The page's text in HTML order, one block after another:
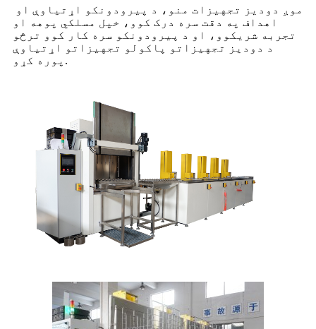
موږ دودیز تجهیزات منو، د پیرودونکو اړتیاوې او
اهداف په دقت سره درک کوو، خپل مسلکي پوهه او
تجربه شریکوو، او د پیرودونکو سره کار کوو ترڅو
د دودیز تجهیزاتو پاکولو تجهیزاتو اړتیاوې
پوره کړو.